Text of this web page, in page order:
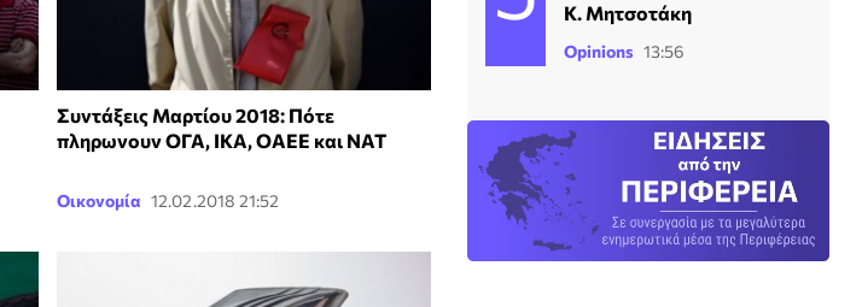
Συντάξεις Μαρτίου 2018: Πότε
πληρωνουν ΟΓΑ, ΙΚΑ, ΟΑΕΕ και ΝΑΤ
Οικονομία 12.02.2018 21:52
Κ. Μητσοτάκη
Opinions 13:56